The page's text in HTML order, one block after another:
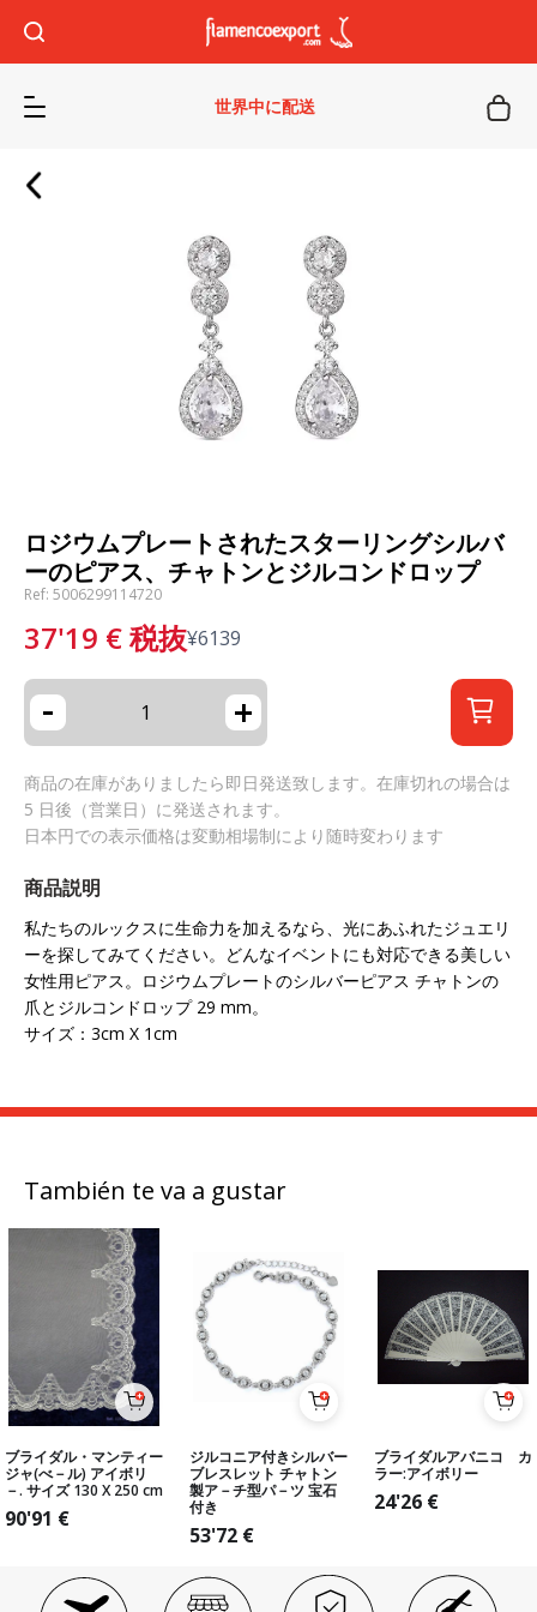
世界中に配送
ロジウムプレートされたスターリングシルバ
ーのピアス、チャトンとジルコンドロップ
Ref: 5006299114720
37'19 €税抜¥6139
- +
商品の在庫がありましたら即日発送致します。在庫切れの場合は
5 日後（営業日）に発送されます。
日本円での表示価格は変動相場制により随時変わります
商品説明
私たちのルックスに生命力を加えるなら、光にあふれたジュエリ
ーを探してみてください。どんなイベントにも対応できる美しい
女性用ピアス。ロジウムプレートのシルバーピアス チャトンの
爪とジルコンドロップ 29 mm。
サイズ：3cm X 1cm
También te va a gustar
ブライダル・マンティー
ジャ(べ－ル) アイボリ
－. サイズ 130 X 250 cm
90'91 €
ジルコニア付きシルバー
ブレスレット チャトン
製ア－チ型パ－ツ 宝石
付き
53'72 €
ブライダルアバニコ カ
ラー:アイボリー
24'26 €